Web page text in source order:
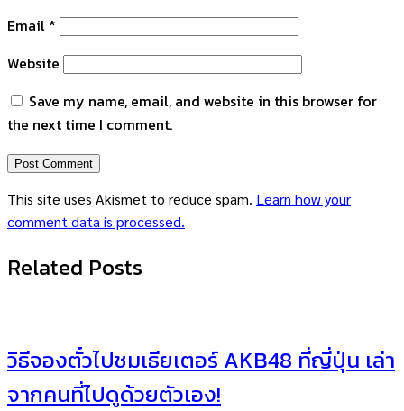
Email *
Website
Save my name, email, and website in this browser for
the next time I comment.
This site uses Akismet to reduce spam. Learn how your
comment data is processed.
Related Posts
วิธีจองตั๋วไปชมเธียเตอร์ AKB48 ที่ญี่ปุ่น เล่า
จากคนที่ไปดูด้วยตัวเอง!